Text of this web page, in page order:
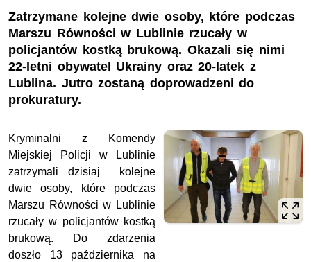
Zatrzymane kolejne dwie osoby, które podczas
Marszu Równości w Lublinie rzucały w
policjantów kostką brukową. Okazali się nimi
22-letni obywatel Ukrainy oraz 20-latek z
Lublina. Jutro zostaną doprowadzeni do
prokuratury.
Kryminalni z Komendy
Miejskiej Policji w Lublinie
zatrzymali dzisiaj kolejne
dwie osoby, które podczas
Marszu Równości w Lublinie
rzucały w policjantów kostką
brukową. Do zdarzenia
doszło 13 października na